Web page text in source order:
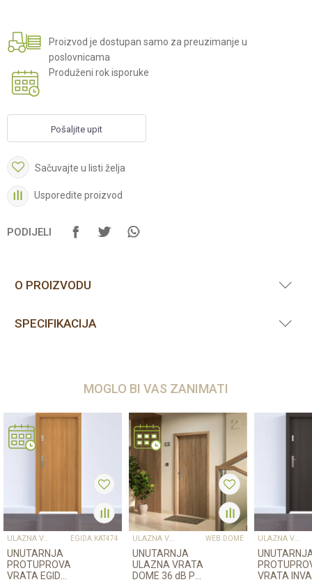
Proizvod je dostupan samo za preuzimanje u
poslovnicama
Produženi rok isporuke
Pošaljite upit
Sačuvajte u listi želja
Usporedite proizvod
PODIJELI
O PROIZVODU
SPECIFIKACIJA
MOGLO BI VAS ZANIMATI
ULAZNA VRATA EGIDA.KAT474
UNUTARNJA
PROTUPROVALNA
VRATA EGIDA
ULAZNA VRATA WEB.DOME
UNUTARNJA
ULAZNA VRATA
DOME 36 dB PO
ULAZNA VRATA
VRATA